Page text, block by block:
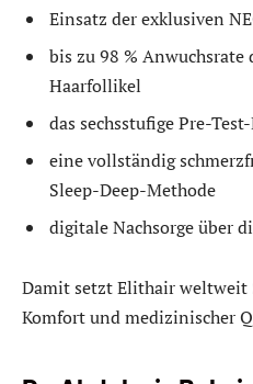
Einsatz der exklusiven
bis zu 98 %
Haarfollikel
das sechsstufige Pre-
eine vollständig
Sleep-Deep-Methode
digitale Nachsorge über
Damit setzt Elithair weltweit
Komfort und medizinischer